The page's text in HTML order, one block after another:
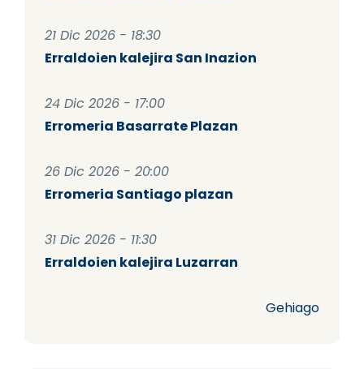
21 Dic 2026 - 18:30
Erraldoien kalejira San Inazion
24 Dic 2026 - 17:00
Erromeria Basarrate Plazan
26 Dic 2026 - 20:00
Erromeria Santiago plazan
31 Dic 2026 - 11:30
Erraldoien kalejira Luzarran
Gehiago